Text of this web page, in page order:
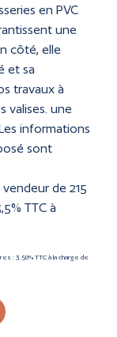
en PVC
une
côté, elle
et sa
travaux à
valises. une
informations
sont
de 215
TTC à
: 3.50% TTC à la charge de